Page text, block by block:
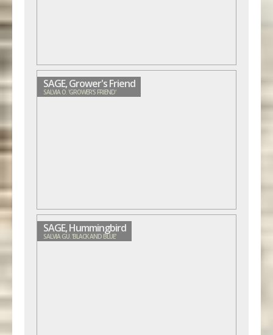
SAGE, Grower's Friend
SALVIA O. 'GROWER'S FRIEND'
SAGE, Hummingbird
SALVIA GU. 'BLACK AND BLUE'